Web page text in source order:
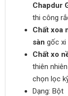
Chapdur
thi công
Chất xoa
sàn gốc xi
Chất xo
thiên
chọn lọc
Dạng: Bột